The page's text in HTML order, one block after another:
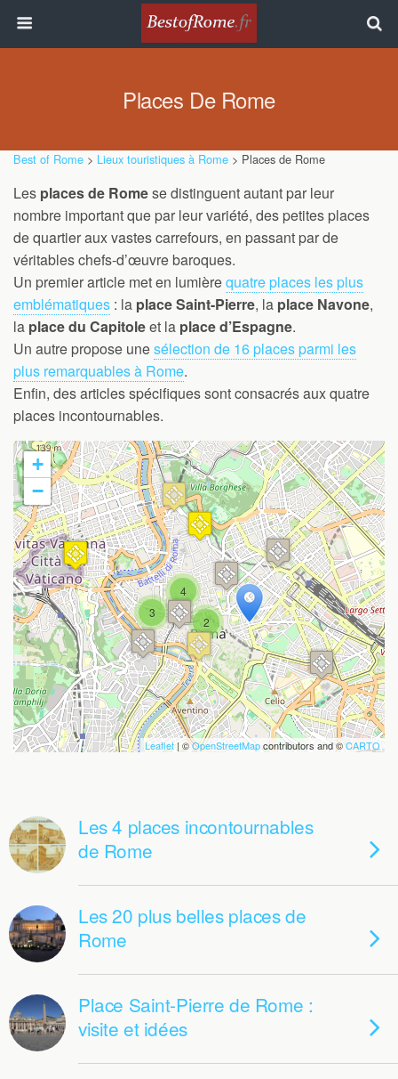
Places De Rome
Best of Rome > Lieux touristiques à Rome > Places de Rome
Les places de Romese distinguent autant par leur
nombre important que par leur variété, des petites places
de quartier aux vastes carrefours, en passant par de
véritables chefs-d’œuvre baroques.
Un premier article met en lumièrequatre places les plus
emblématiques : la place Saint-Pierre, la place Navone,
la place du Capitoleet la place d’Espagne.
Un autre propose unesélection de 16 places parmi les
plus remarquables à Rome.
Enfin, des articles spécifiques sont consacrés aux quatre
places incontournables.
Travelers' Map is loading...
If you see this after your page is
loaded completely, leafletJS files are
missing.
4
3
2
+
−
Leaflet| ©OpenStreetMapcontributors and ©CARTO
Les 4 places incontournables
de Rome
Les 20 plus belles places de
Rome
Place Saint-Pierre de Rome :
visite et idées